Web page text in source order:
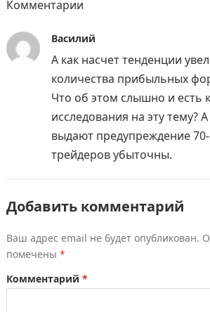
Комментарии
Василий
А как насчет тенденции
количества прибыльных
Что об этом слышно и есть
исследования на эту тему?
выдают предупреждение
трейдеров убыточны.
Добавить комментарий
Ваш адрес email не будет опубликован.
помечены *
Комментарий *